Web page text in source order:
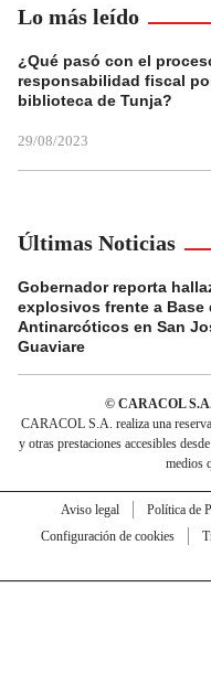
Lo más leído
¿Qué pasó con el
responsabilidad fiscal
biblioteca de Tunja?
29/08/2023
Últimas Noticias
Gobernador reporta
explosivos frente a Base
Antinarcóticos en San
Guaviare
© CARACOL S.A.
CARACOL S.A. realiza una
y otras prestaciones accesibles
medios
Aviso legal Política de
Configuración de cookies